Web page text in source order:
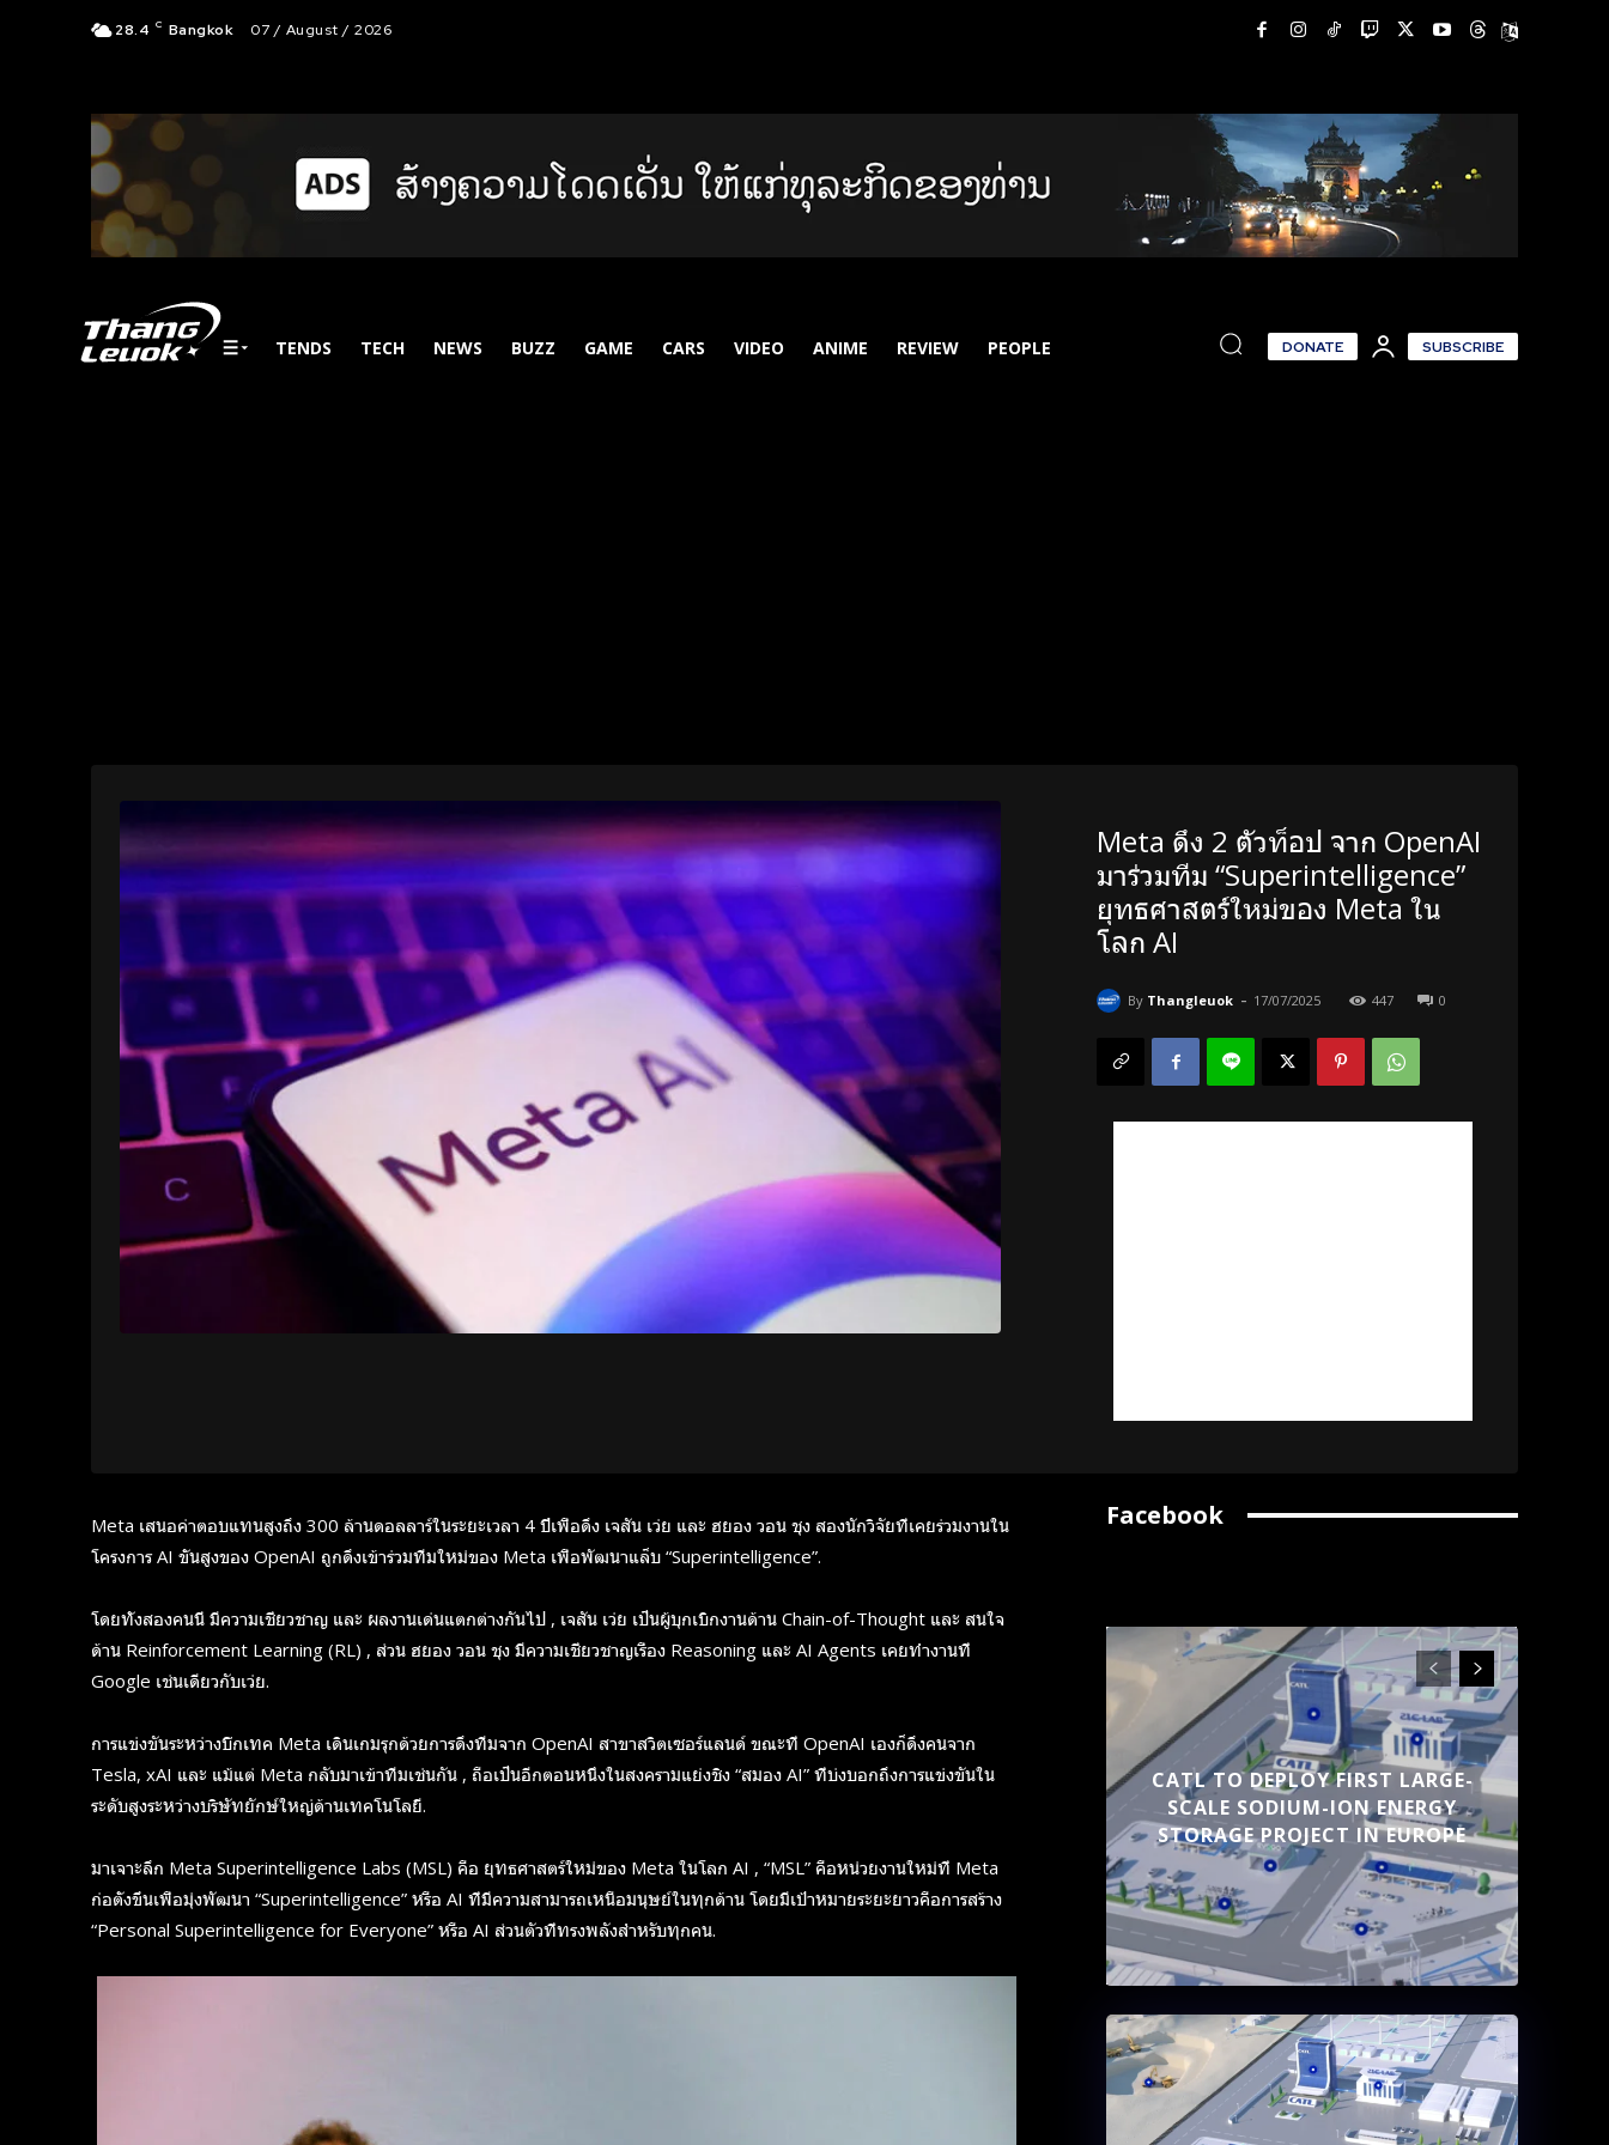
28.4 C Bangkok 07 / August / 2026
TENDS TECH NEWS BUZZ GAME CARS VIDEO ANIME REVIEW PEOPLE DONATE SUBSCRIBE
Meta ดึง 2 ตัวท็อป จาก OpenAI
มาร่วมทีม “Superintelligence”
ยุทธศาสตร์ใหม่ของ Meta ใน
โลก AI
By Thangleuok - 17/07/2025 447 0
Meta เสนอค่าตอบแทนสูงถึง 300 ล้านดอลลาร์ในระยะเวลา 4 ปีเพื่อดึง เจสัน เว่ย และ ฮยอง วอน ชุง สองนักวิจัยที่เคยร่วมงานใน
โครงการ AI ขั้นสูงของ OpenAI ถูกดึงเข้าร่วมทีมใหม่ของ Meta เพื่อพัฒนาแล็บ “Superintelligence”.
โดยทั้งสองคนนี้ มีความเชี่ยวชาญ และ ผลงานเด่นแตกต่างกันไป , เจสัน เว่ย เป็นผู้บุกเบิกงานด้าน Chain-of-Thought และ สนใจ
ด้าน Reinforcement Learning (RL) , ส่วน ฮยอง วอน ชุง มีความเชี่ยวชาญเรื่อง Reasoning และ AI Agents เคยทำงานที่
Google เช่นเดียวกับเว่ย.
การแข่งขันระหว่างบิ๊กเทค Meta เดินเกมรุกด้วยการดึงทีมจาก OpenAI สาขาสวิตเซอร์แลนด์ ขณะที่ OpenAI เองก็ดึงคนจาก
Tesla, xAI และ แม้แต่ Meta กลับมาเข้าทีมเช่นกัน , ถือเป็นอีกตอนหนึ่งในสงครามแย่งชิง “สมอง AI” ที่บ่งบอกถึงการแข่งขันใน
ระดับสูงระหว่างบริษัทยักษ์ใหญ่ด้านเทคโนโลยี.
มาเจาะลึก Meta Superintelligence Labs (MSL) คือ ยุทธศาสตร์ใหม่ของ Meta ในโลก AI , “MSL” คือหน่วยงานใหม่ที่ Meta
ก่อตั้งขึ้นเพื่อมุ่งพัฒนา “Superintelligence” หรือ AI ที่มีความสามารถเหนือมนุษย์ในทุกด้าน โดยมีเป้าหมายระยะยาวคือการสร้าง
“Personal Superintelligence for Everyone” หรือ AI ส่วนตัวที่ทรงพลังสำหรับทุกคน.
Facebook
CATL TO DEPLOY FIRST LARGE-
SCALE SODIUM-ION ENERGY
STORAGE PROJECT IN EUROPE